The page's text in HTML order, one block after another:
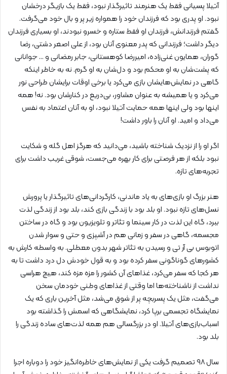
آتیلا پسیانی فقط یک هنرمند تاثیرگذار نبود، فقط یک بازیگر درخشان
نبود. او پدری بود که فرزندان خود را همواره زیر پر و بال خود می‌گرفت.
گفتم فرزندانش، فرزندان او فقط ستاره و خسرو نبودند، او بسیاری فرزندان
دیگر داشت؛ فرزندانی که پدر معنوی آنان بود، از علی اصغر دشتی، رضا
گوران، همایون غنی‌زاده، امیررضا کوهستانی، جابر رمضانی و … جوانانی
که پشت‌شان به او محکم بود و دل‌شان به او گرم. نه به خاطر اینکه
گاهی در نمایش‌هایشان بازی می‌کرد یا برخی اوقات برایشان طراحی نور
می‌کرد و یا همیشه به عنوان مشاور، بی‌دریغ در کنارشان بود. نه! همه
اینها بود ولی اینها همه حمایت آتیلا نبود، او به آنان اعتماد به نفس
می‌داد و امید. او آنان را باور داشت!
اگر او را از نزدیک شناخته باشید، می‌دانید که هرگز اهل گله و شکایت
نبود بلکه از هر فرصتی برای کار بهره می‌جست، شوقی غریب داشت برای
تجربه‌های تازه.
هنر بزرگ او بازی‌های به یاد ماندنی، کارگردانی‌های تاثیرگذار یا پرورش
نسل‌های تازه نبود. او بلد بود با زندگی بازی کند، بلد بود از زندگی لذت
ببرد، گاه این لذت در کار سینما و تئاتر و تلویزیون بود و گاه در ساختن
مجسمه، گاهی در سفر و زمانی هم در آشپزی و حتی و سوار شدن
اتوبوس بی آر تی و رسیدن به تئاتر شهر بدون معطلی. به واسطه کارش به
کشورهای گوناگونی سفر کرده بود و به قول خودش دل درد داشت تا به
هر کجا که سفر می‌کرد، غذاهای آن کشور را مزه مزه کند، هیچ هراسی
نداشت از ناشناخته‌ها اما وقتی از غذاهای وطنی خودمان سخن
می‌گفت، مثل یک پسربچه پر از شوق می‌شد، مثل آخرین باری که یک
نمایشگاه تجسمی برپا ‌کرد، نمایشگاهی که اسمش را گذاشته بود
اسباب‌بازی‌های آتیلا. او در بزرگسالی هم همه لذت‌های ساده زندگی را
بلد بود.
سال ۹۸ تصمیم گرفت یکی از نمایش‌های خاطره‌انگیز خود را دوباره اجرا